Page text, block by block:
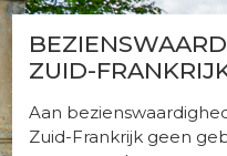
ZUID-
Aan
Zuid-Frankrijk geen